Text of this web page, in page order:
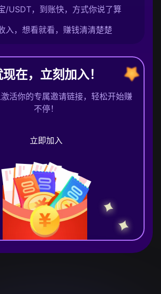
/USDT，到账快，方式你说了算
入，想看就看，赚钱清清楚楚
在，立刻加入！
活你的专属邀请链接，轻松开始赚
不停！
立即加入